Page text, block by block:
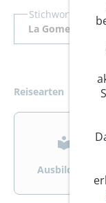
Stichwort Suche
Reisearten
>
Ausbildung